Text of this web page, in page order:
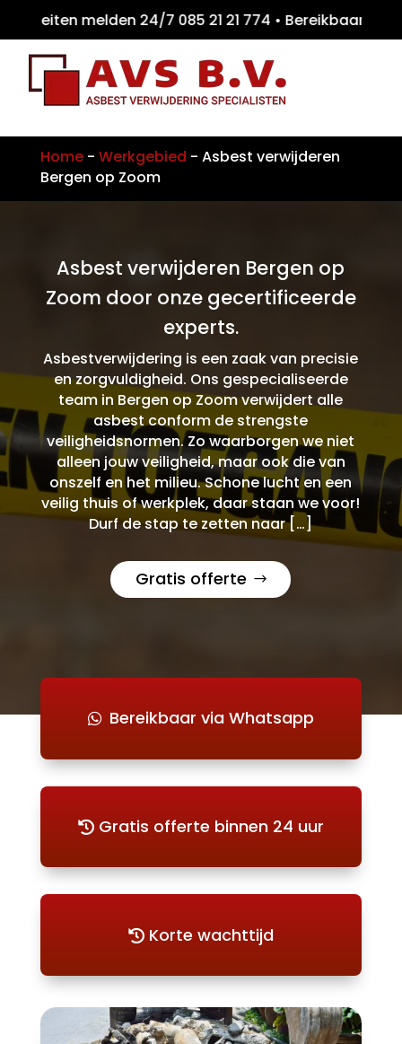
melden 24/7 085 21 21 774 •
Home- Werkgebied - Asbest verwijderen
Bergen op Zoom
Asbest verwijderen Bergen op
Zoom door onze gecertificeerde
experts.
Asbestverwijdering is een zaak van precisie
en zorgvuldigheid. Ons gespecialiseerde
team in Bergen op Zoom verwijdert alle
asbest conform de strengste
veiligheidsnormen. Zo waarborgen we niet
alleen jouw veiligheid, maar ook die van
onszelf en het milieu. Schone lucht en een
veilig thuis of werkplek, daar staan we voor!
Durf de stap te zetten naar […]
Gratis offerte
Bereikbaar via Whatsapp
Gratis offerte binnen 24 uur
Korte wachttijd